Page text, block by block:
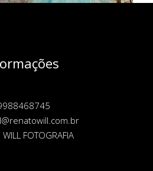
WILL FOTOGRAFIA